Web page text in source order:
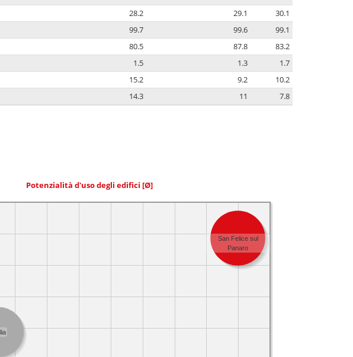
28.2 29.1
30.1
99.7 99.6
99.1
80.5 87.8
83.2
1.5 1.3
1.7
15.2 9.2
10.2
14.3 11 7.8
Potenzialità d'uso degli edifici [Ø]
San Felice sul
Panaro